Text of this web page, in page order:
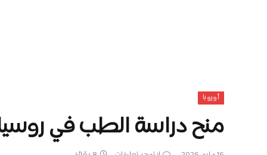
أوروبا
منح دراسة الطب في روسيا